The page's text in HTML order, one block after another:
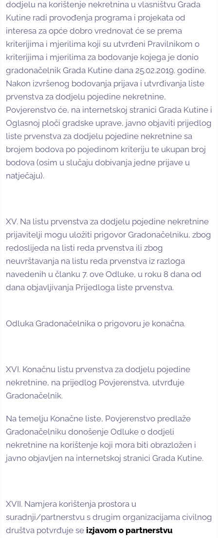
dodjelu na korištenje nekretnina u vlasništvu Grada
Kutine radi provođenja programa i projekata od
interesa za opće dobro vrednovat će se prema
kriterijima i mjerilima koji su utvrđeni Pravilnikom o
kriterijima i mjerilima za bodovanje kojega je donio
gradonačelnik Grada Kutine dana 25.02.2019. godine.
Nakon izvršenog bodovanja prijava i utvrđivanja liste
prvenstva za dodjelu pojedine nekretnine,
Povjerenstvo će, na internetskoj stranici Grada Kutine i
Oglasnoj ploči gradske uprave, javno objaviti prijedlog
liste prvenstva za dodjelu pojedine nekretnine sa
brojem bodova po pojedinom kriteriju te ukupan broj
bodova (osim u slučaju dobivanja jedne prijave u
natječaju).
XV. Na listu prvenstva za dodjelu pojedine nekretnine
prijavitelji mogu uložiti prigovor Gradonačelniku, zbog
redoslijeda na listi reda prvenstva ili zbog
neuvrštavanja na listu reda prvenstva iz razloga
navedenih u članku 7. ove Odluke, u roku 8 dana od
dana objavljivanja Prijedloga liste prvenstva.
Odluka Gradonačelnika o prigovoru je konačna.
XVI. Konačnu listu prvenstva za dodjelu pojedine
nekretnine, na prijedlog Povjerenstva, utvrđuje
Gradonačelnik.
Na temelju Konačne liste, Povjerenstvo predlaže
Gradonačelniku donošenje Odluke o dodjeli
nekretnine na korištenje koji mora biti obrazložen i
javno objavljen na internetskoj stranici Grada Kutine.
XVII. Namjera korištenja prostora u
suradnji/partnerstvu s drugim organizacijama civilnog
društva potvrđuje se izjavom o partnerstvu